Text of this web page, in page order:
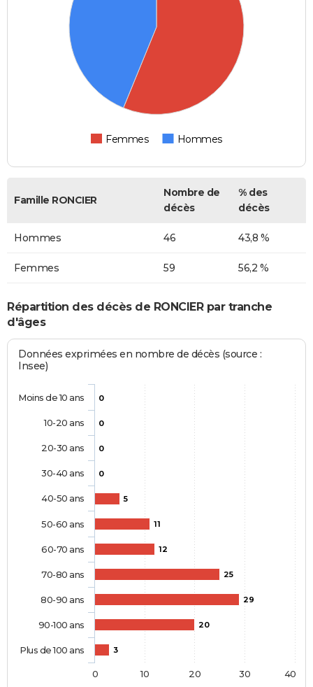
Femmes Hommes
Famille RONCIER
Nombre de
décès
% des
décès
Hommes 46 43,8 %
Femmes 59 56,2 %
Répartition des décès de RONCIER par tranche
d'âges
Données exprimées en nombre de décès (source :
Insee)
0
0
0
0
5
11
12
25
29
20
3
Moins de 10 ans
10-20 ans
20-30 ans
30-40 ans
40-50 ans
50-60 ans
60-70 ans
70-80 ans
80-90 ans
90-100 ans
Plus de 100 ans
0 10 20 30 40